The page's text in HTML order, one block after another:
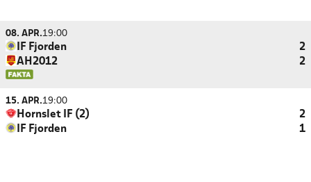
08. APR.19:00
IF Fjorden
2
AH2012
2
15. APR.19:00
Hornslet IF (2)
2
IF Fjorden
1